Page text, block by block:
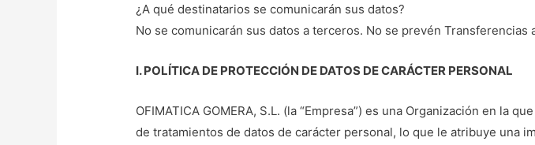
¿A qué destinatarios se comunicarán sus datos?
No se comunicarán sus datos a terceros. No se prevén Transferencias
I. POLÍTICA DE PROTECCIÓN DE DATOS DE CARÁCTER PERSONAL
OFIMATICA GOMERA, S.L. (la “Empresa”) es una Organización en la
de tratamientos de datos de carácter personal, lo que le atribuye una